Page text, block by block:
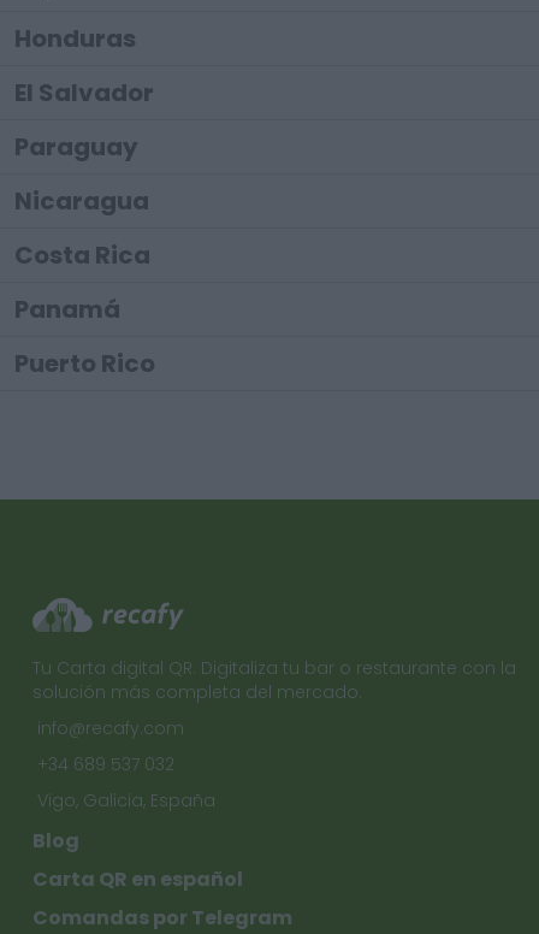
Honduras
El Salvador
Paraguay
Nicaragua
Costa Rica
Panamá
Puerto Rico
Tu Carta digital QR. Digitaliza tu bar o restaurante con la
solución más completa del mercado.
info@recafy.com
+34 689 537 032
Vigo, Galicia, España
Blog
Carta QR en español
Comandas por Telegram